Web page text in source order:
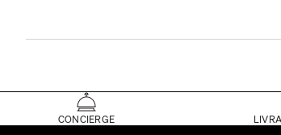
CONCIERGE